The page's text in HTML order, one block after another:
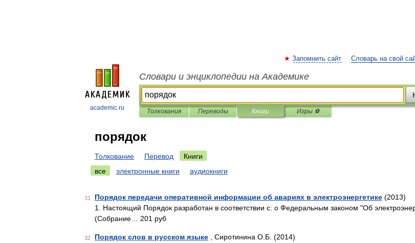
academic.ru
Запомнить сайт Словарь на свой
Словари и энциклопедии на Академике
Толкования Переводы Книги Игры ⚽
порядок
Толкование Перевод
Книги
все
электронные книги аудиокниги
31 Порядок передачи оперативной информации об авариях в электроэнергетике (2013)
1. Настоящий Порядок разработан в соответствии с: o Федеральным законом "Об
(Собрание… 201 руб
32 Порядок слов в русском языке , Сиротинина О.Б. (2014)